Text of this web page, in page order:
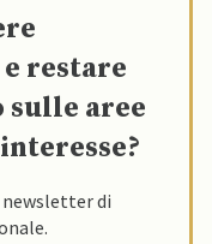
restare
sulle aree
di